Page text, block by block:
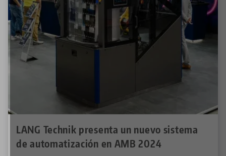
LANG Technik presenta un nuevo sistema
de automatización en AMB 2024